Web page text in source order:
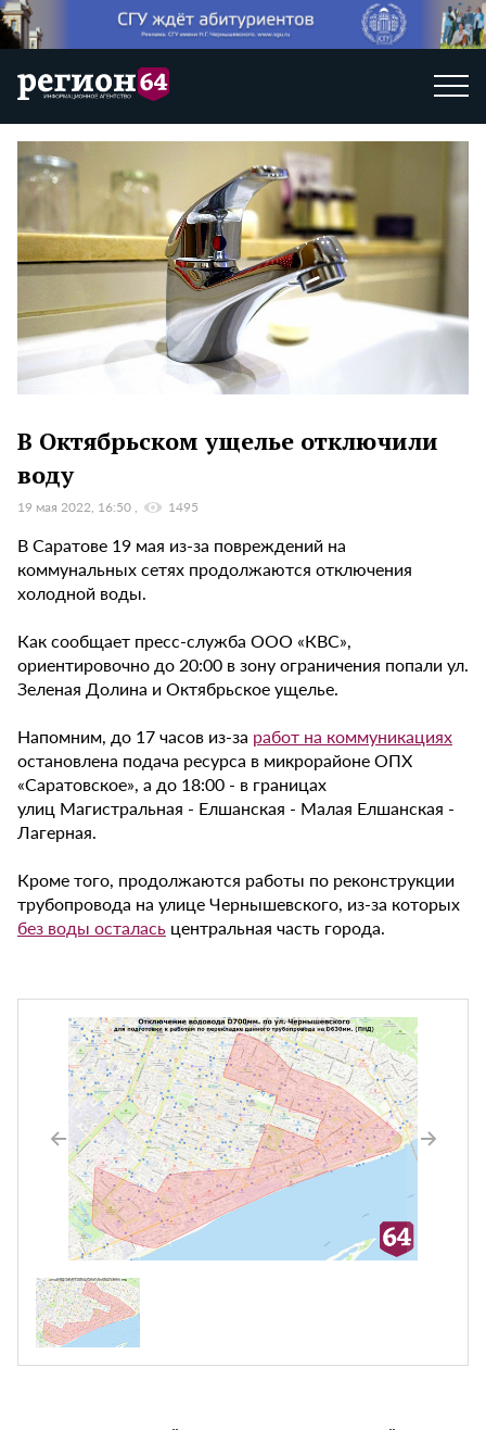
В Октябрьском ущелье отключили
воду
19 мая 2022, 16:50 1495
В Саратове 19 мая из-за повреждений на
коммунальных сетях продолжаются отключения
холодной воды.
Как сообщает пресс-служба ООО «КВС»,
ориентировочно до 20:00 в зону ограничения попали ул.
Зеленая Долина и Октябрьское ущелье.
Напомним, до 17 часов из-за работ на коммуникациях
остановлена подача ресурса в микрорайоне ОПХ
«Саратовское», а до 18:00 - в границах
улиц Магистральная - Елшанская - Малая Елшанская -
Лагерная.
Кроме того, продолжаются работы по реконструкции
трубопровода на улице Чернышевского, из-за которых
без воды осталась центральная часть города.